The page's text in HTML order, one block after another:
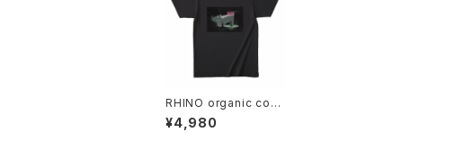
RHINO organic cott
on T-shirt
¥4,980